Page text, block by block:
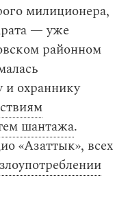
милиционера,
— уже
районном
и охраннику
шантажа.
«Азаттык», всех
злоупотреблении